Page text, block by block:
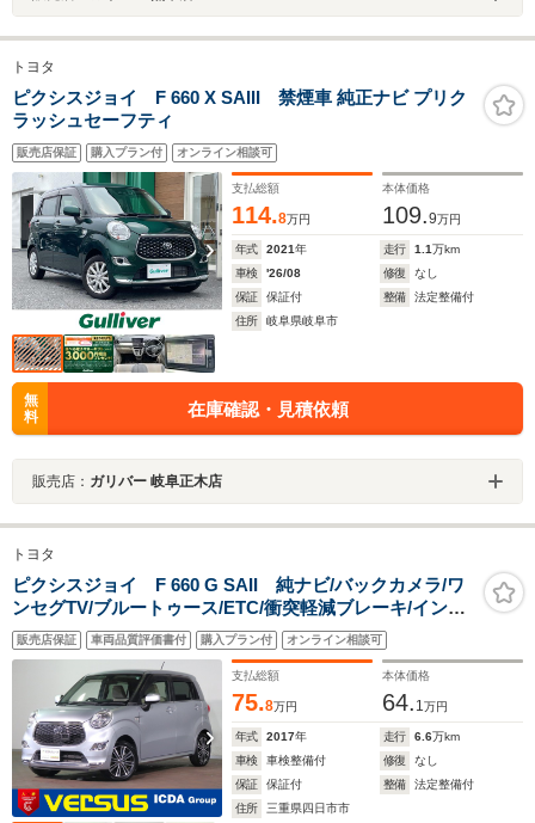
トヨタ
ピクシスジョイ F 660 X SAIII 禁煙車 純正ナビ プリク
ラッシュセーフティ
販売店保証 購入プラン付 オンライン相談可
支払総額
114.8万円
本体価格
109.9万円
年式 2021年 走行 1.1万km
車検
'26/08 修復
なし
保証
保証付 整備
法定整備付
住所
岐阜県岐阜市
無
料
在庫確認・見積依頼
販売店： ガリバー 岐阜正木店
トヨタ
ピクシスジョイ F 660 G SAII 純ナビ/バックカメラ/ワ
ンセグTV/ブルートゥース/ETC/衝突軽減ブレーキ/インテ
リキー/LEDオートライト/クリアランスソナー/純正15イン
チアルミ/アイドリングストップ/電格ミラー/スペアキー有
販売店保証 車両品質評価書付 購入プラン付 オンライン相談可
支払総額
75.8万円
本体価格
64. 1万円
年式 2017年 走行 6.6万km
車検
車検整備付 修復
なし
保証
保証付 整備
法定整備付
住所
三重県四日市市